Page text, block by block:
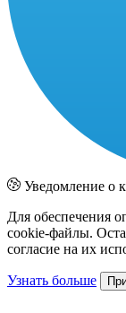
Уведомление о
Для обеспечения
cookie-файлы.
согласие на их
Узнать больше